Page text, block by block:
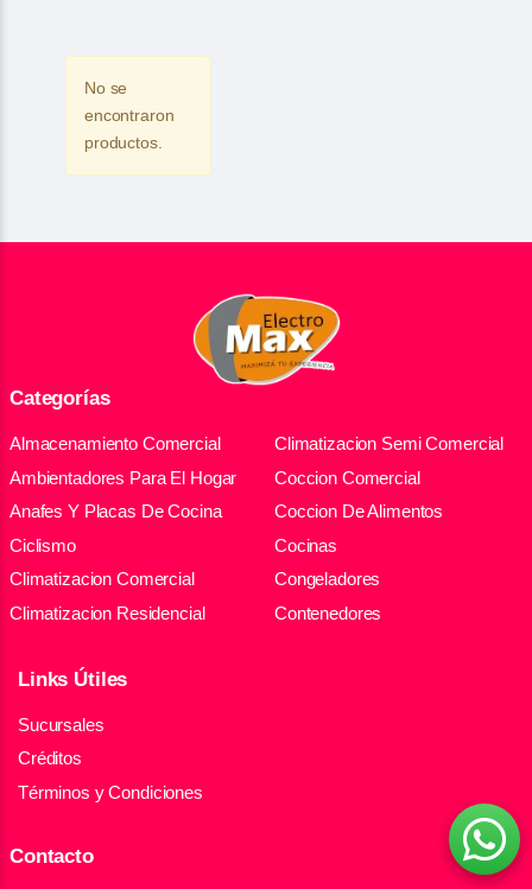
No se
encontraron
productos.
Categorías
Almacenamiento Comercial
Ambientadores Para El Hogar
Anafes Y Placas De Cocina
Ciclismo
Climatizacion Comercial
Climatizacion Residencial
Climatizacion Semi Comercial
Coccion Comercial
Coccion De Alimentos
Cocinas
Congeladores
Contenedores
Links Útiles
Sucursales
Créditos
Términos y Condiciones
Contacto